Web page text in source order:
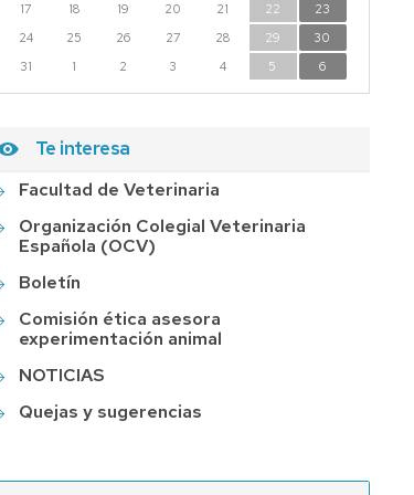
PERMISO
ASUNTOS
PARTICULARES
ECONÓMICO
17
18 19 20 21 22
23
24
25 26 27 28 29
30
31
1 2 3 4 5 6
Te interesa
Facultad de Veterinaria
Organización Colegial Veterinaria
Española (OCV)
Boletín
Comisión ética asesora
experimentación animal
NOTICIAS
Quejas y sugerencias